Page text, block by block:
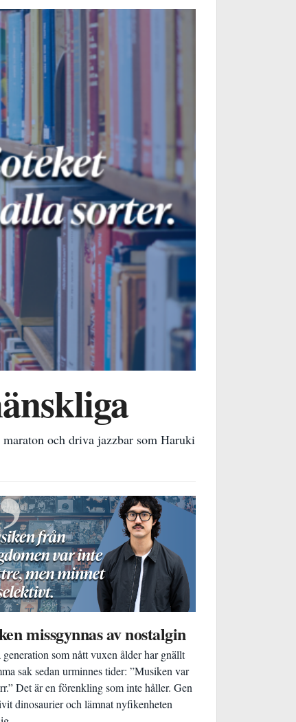
och driva jazzbar som Haruki
missgynnas av nostalgin
generation som nått vuxen ålder har gnällt
sak sedan urminnes tider: ”Musiken var
Det är en förenkling som inte håller. Gen
dinosaurier och lämnat nyfikenheten